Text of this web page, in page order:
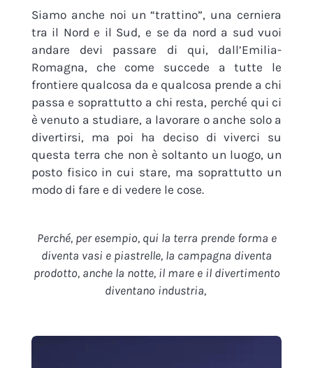
Siamo anche noi un “trattino”, una cerniera
tra il Nord e il Sud, e se da nord a sud vuoi
andare devi passare di qui, dall’Emilia-
Romagna, che come succede a tutte le
frontiere qualcosa da e qualcosa prende a chi
passa e soprattutto a chi resta, perché qui ci
è venuto a studiare, a lavorare o anche solo a
divertirsi, ma poi ha deciso di viverci su
questa terra che non è soltanto un luogo, un
posto fisico in cui stare, ma soprattutto un
modo di fare e di vedere le cose.
Perché, per esempio, qui la terra prende forma e
diventa vasi e piastrelle, la campagna diventa
prodotto, anche la notte, il mare e il divertimento
diventano industria,